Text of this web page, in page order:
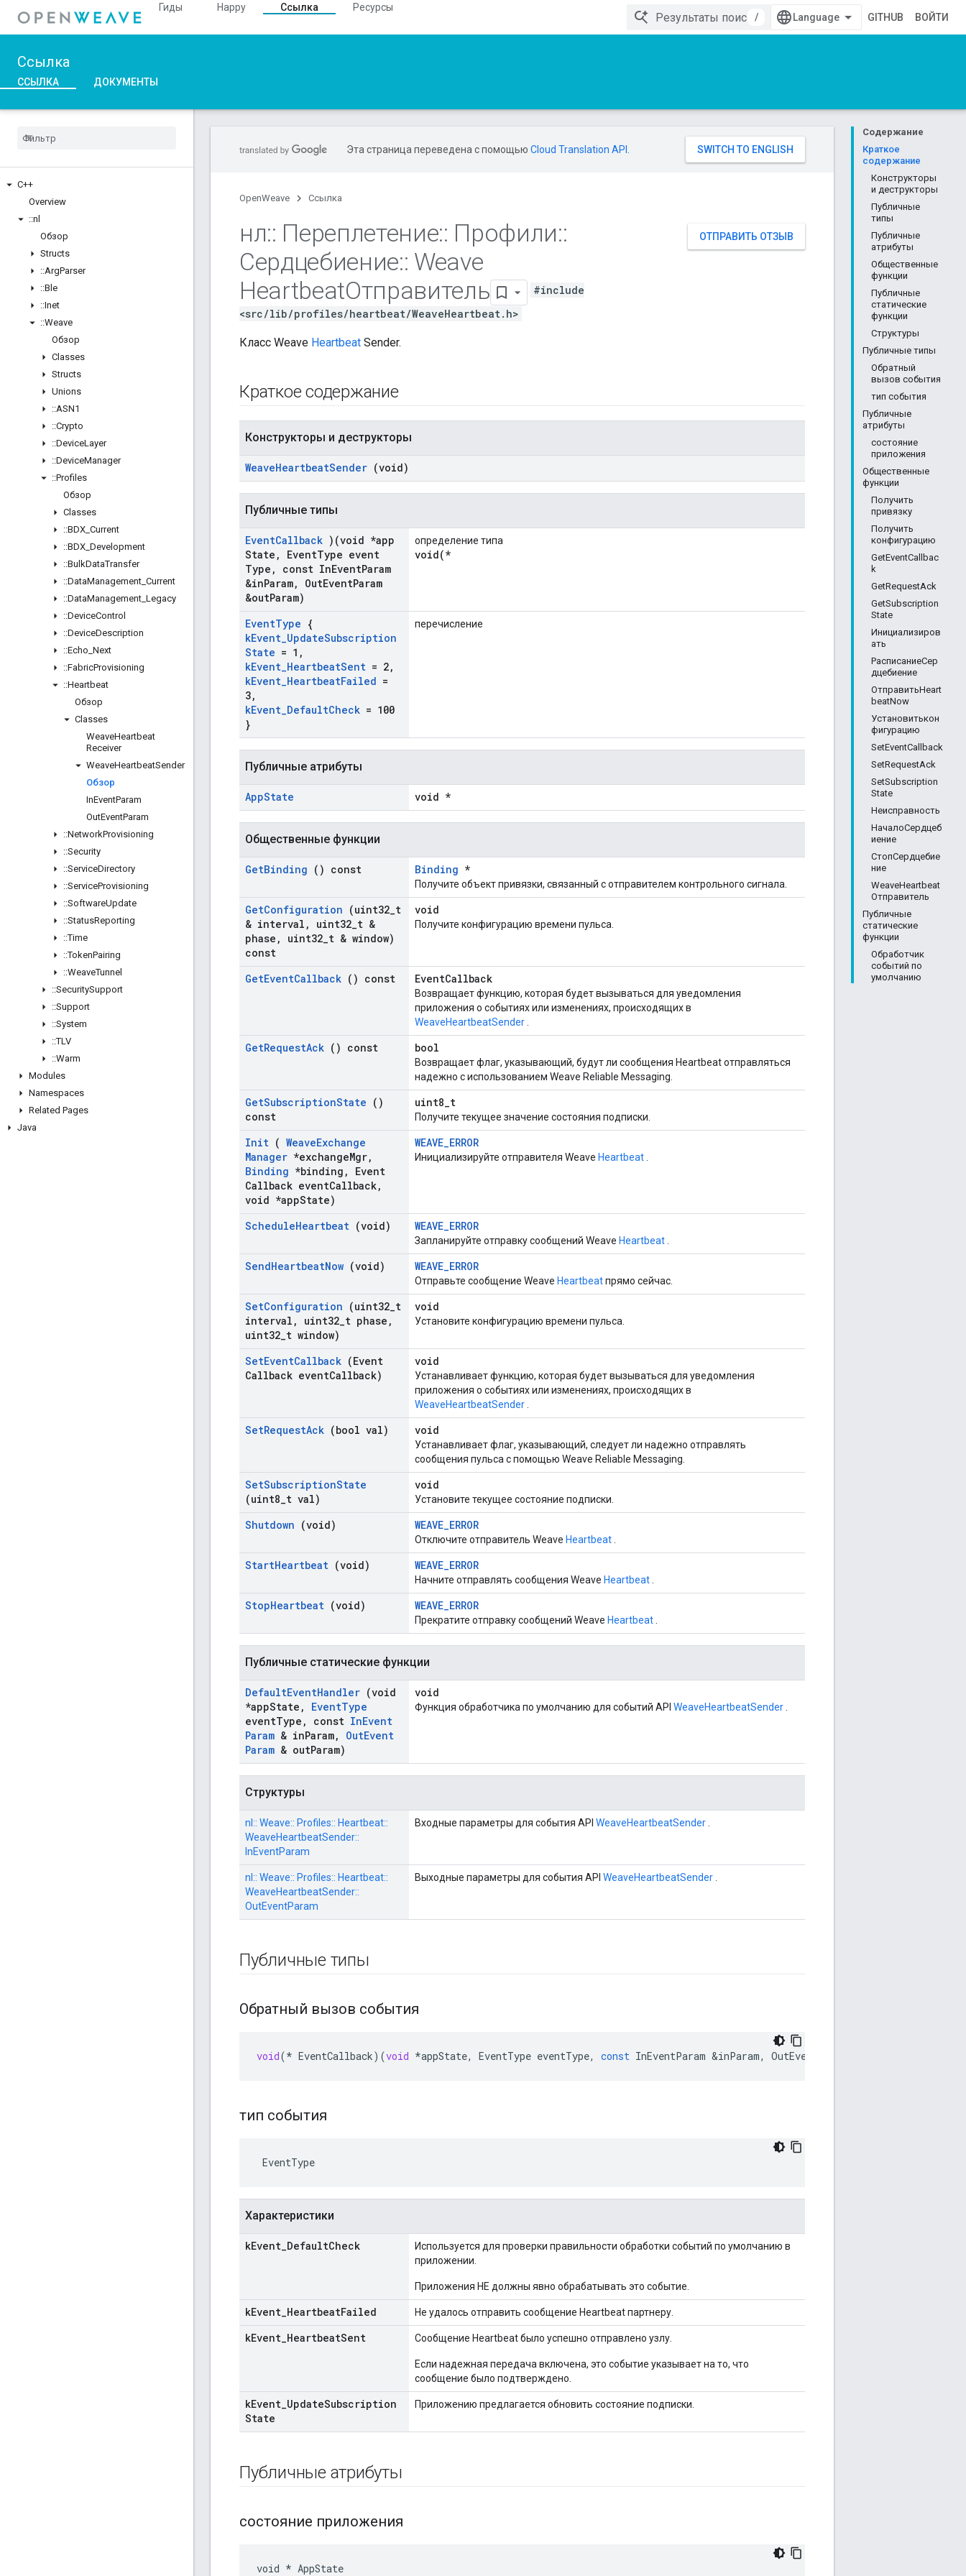
Гиды Happy Ссылка
Ресурсы
/
GITHUB ВОЙТИ
Ссылка
ССЫЛКА ДОКУМЕНТЫ
C++
Overview
::nl
Обзор
Structs
::ArgParser
::Ble
::Inet
::Weave
Обзор
Classes
Structs
Unions
::ASN1
::Crypto
::DeviceLayer
::DeviceManager
::Profiles
Обзор
Classes
::BDX Current
::BDX Development
::BulkDataTransfer
::DataManagement Current
::DataManagement Legacy
::DeviceControl
::DeviceDescription
::Echo Next
::FabricProvisioning
::Heartbeat
Обзор
Classes
WeaveHeartbeat
Receiver
WeaveHeartbeatSender
Обзор
InEventParam
OutEventParam
::NetworkProvisioning
::Security
::ServiceDirectory
::ServiceProvisioning
::SoftwareUpdate
::StatusReporting
::Time
::TokenPairing
::WeaveTunnel
::SecuritySupport
::Support
::System
::TLV
::Warm
Modules
Namespaces
Related Pages
Java
Содержание
Краткое
содержание
Конструкторы
и деструкторы
Публичные
типы
Публичные
атрибуты
Общественные
функции
Публичные
статические
функции
Структуры
Публичные типы
Обратный
вызов события
тип события
Публичные
атрибуты
состояние
приложения
Общественные
функции
Получить
привязку
Получить
конфигурацию
GetEventCallbac
k
GetRequestAck
GetSubscription
State
Инициализиров
ать
РасписаниеСер
дцебиение
ОтправитьHeart
beatNow
Установитькон
фигурацию
SetEventCallback
SetRequestAck
SetSubscription
State
Неисправность
НачалоСердцеб
иение
СтопСердцебие
ние
WeaveHeartbeat
Отправитель
Публичные
статические
функции
Обработчик
событий по
умолчанию
Эта страница переведена с помощью Cloud Translation API
OpenWeave Ссылка
ОТПРАВИТЬ ОТЗЫВ
нл:: Переплетение:: Профили::
Сердцебиение:: Weave
HeartbeatОтправитель
#include
<src/lib/profiles/heartbeat/WeaveHeartbeat.h>
Класс Weave Heartbeat Sender.
Краткое содержание
Конструкторы и деструкторы
WeaveHeartbeatSender (void)
Публичные типы
EventCallback )(void *app
State , EventType event
Type , const InEventParam
&inParam, OutEventParam
&outParam)
определение типа
void(*
EventType {
kEvent_UpdateSubscription
State = 1 ,
kEvent_HeartbeatSent = 2,
kEvent_HeartbeatFailed =
3,
kEvent_DefaultCheck = 100
}
перечисление
Публичные атрибуты
AppState void *
Общественные функции
GetBinding () const Binding *
Получите объект привязки, связанный с отправителем контрольного сигнала.
GetConfiguration (uint32 t
& interval , uint32 t &
phase , uint32 t & window)
const
void
Получите конфигурацию времени пульса.
GetEventCallback () const EventCallback
Возвращает функцию, которая будет вызываться для уведомления
приложения о событиях или изменениях, происходящих в
WeaveHeartbeatSender
GetRequestAck () const bool
Возвращает флаг, указывающий, будут ли сообщения Heartbeat отправляться
надежно с использованием Weave Reliable Messaging.
GetSubscriptionState ()
const
uint8_t
Получите текущее значение состояния подписки.
Init ( WeaveExchange
Manager *exchangeMgr,
Binding *binding ,
Event
Callback eventCallback,
void *appState)
WEAVE_ERROR
Инициализируйте отправителя Weave Heartbeat
ScheduleHeartbeat (void) WEAVE_ERROR
Запланируйте отправку сообщений Weave Heartbeat
SendHeartbeatNow (void) WEAVE_ERROR
Отправьте сообщение Weave Heartbeatпрямо сейчас.
SetConfiguration (uint32 t
interval , uint32 t phase ,
uint32 t window)
void
Установите конфигурацию времени пульса.
SetEventCallback (Event
Callback eventCallback)
void
Устанавливает функцию, которая будет вызываться для уведомления
приложения о событиях или изменениях, происходящих в
WeaveHeartbeatSender
SetRequestAck (bool val) void
Устанавливает флаг, указывающий, следует ли надежно отправлять
сообщения пульса с помощью Weave Reliable Messaging.
SetSubscriptionState
(uint8 t val)
void
Установите текущее состояние подписки.
Shutdown (void) WEAVE_ERROR
Отключите отправитель Weave Heartbeat
StartHeartbeat (void) WEAVE_ERROR
Начните отправлять сообщения Weave Heartbeat
StopHeartbeat (void) WEAVE_ERROR
Прекратите отправку сообщений Weave Heartbeat
Публичные статические функции
DefaultEventHandler (void
*appState , EventType
eventType , const InEvent
Param & inParam, OutEvent
Param & outParam)
void
Функция обработчика по умолчанию для событий API WeaveHeartbeatSender
Структуры
nl:: Weave:: Profiles:: Heartbeat::
WeaveHeartbeatSender::
InEventParam
Входные параметры для события API WeaveHeartbeatSender
nl:: Weave:: Profiles:: Heartbeat::
WeaveHeartbeatSender::
OutEventParam
Выходные параметры для события API WeaveHeartbeatSender
Публичные типы
Обратный вызов события
void(* EventCallback)(void *appState, EventType eventType, const InEventParam &inParam, OutEventParam
тип события
EventType
Характеристики
kEvent DefaultCheck
Используется для проверки правильности обработки событий по умолчанию в
приложении.
Приложения НЕ должны явно обрабатывать это событие.
kEvent HeartbeatFailed Не удалось отправить сообщение Heartbeat партнеру.
kEvent HeartbeatSent Сообщение Heartbeat было успешно отправлено узлу.
Если надежная передача включена, это событие указывает на то, что
сообщение было подтверждено.
kEvent UpdateSubscription
State
Приложению предлагается обновить состояние подписки.
Публичные атрибуты
состояние приложения
void * AppState